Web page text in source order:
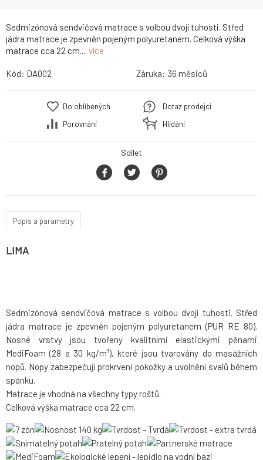
Sedmizónová sendvičová matrace s volbou dvojí tuhosti. Střed
jádra matrace je zpevněn pojeným polyuretanem. Celková výška
matrace cca 22 cm.... více
Kód: DA002 Záruka: 36 měsiců
Do oblíbených
Porovnání
Dotaz prodejci
Hlídání
Sdílet
Popis a parametry
LIMA
Sedmizónová sendvičová matrace s volbou dvojí tuhosti. Střed
jádra matrace je zpevněn pojeným polyuretanem (PUR RE 80).
Nosné vrstvy jsou tvořeny kvalitními elastickými pěnami
MediFoam (28 a 30 kg/m³), které jsou tvarovány do masážních
nopů. Nopy zabezpečují prokrvení pokožky a uvolnění svalů během
spánku.
Matrace je vhodná na všechny typy roštů.
Celková výška matrace cca 22 cm.